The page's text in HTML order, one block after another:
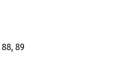
88, 89